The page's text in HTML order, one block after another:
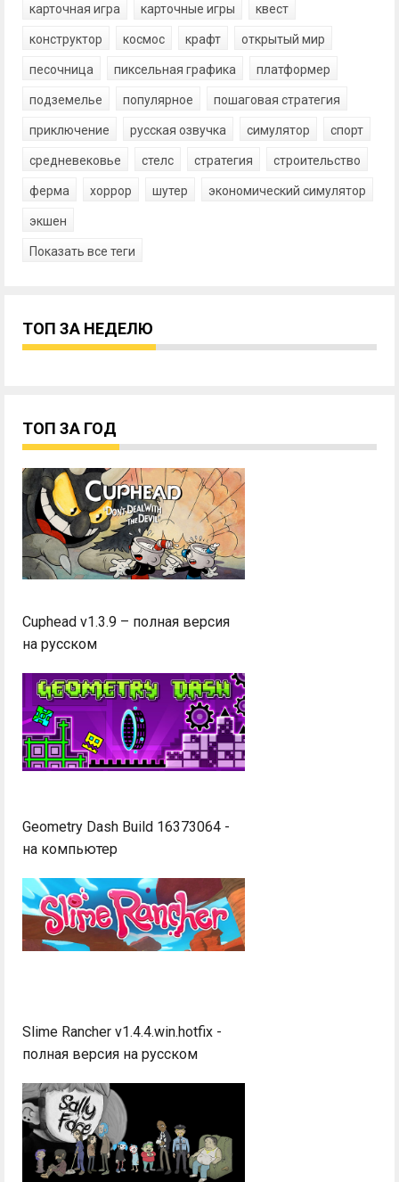
карточная игра карточные игры квест
конструктор космос крафт открытый мир
песочница пиксельная графика платформер
подземелье популярное пошаговая стратегия
приключение русская озвучка симулятор спорт
средневековье стелс стратегия строительство
ферма хоррор шутер экономический симулятор
экшен
Показать все теги
ТОП ЗА НЕДЕЛЮ
ТОП ЗА ГОД
Cuphead v1.3.9 – полная версия
на русском
Geometry Dash Build 16373064 -
на компьютер
Slime Rancher v1.4.4.win.hotfix -
полная версия на русском